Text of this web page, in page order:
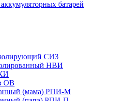
батарей
СИЗ
НВИ
ОВ
(мама) РПИ-М